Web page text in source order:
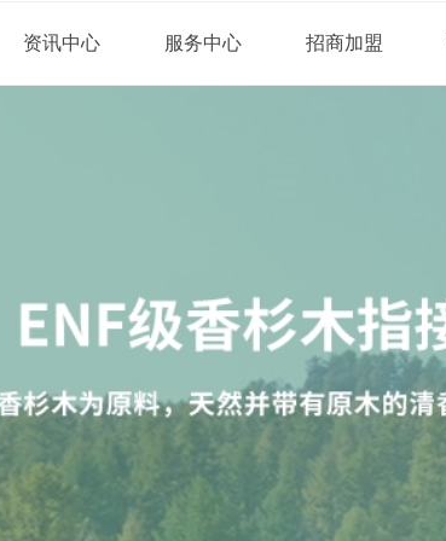
资讯中心 服务中心 招商加盟